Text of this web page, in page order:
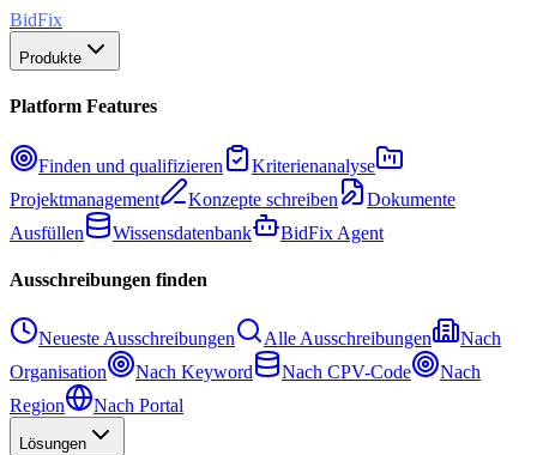
BidFix
Produkte
Platform Features
Finden und qualifizieren
Kriterienanalyse
Projektmanagement
Konzepte schreiben
Dokumente
Ausfüllen
Wissensdatenbank BidFix Agent
Ausschreibungen finden
Neueste Ausschreibungen Alle Ausschreibungen
Nach
Organisation
Nach Keyword Nach CPV-Code
Nach
Region
Nach Portal
Lösungen